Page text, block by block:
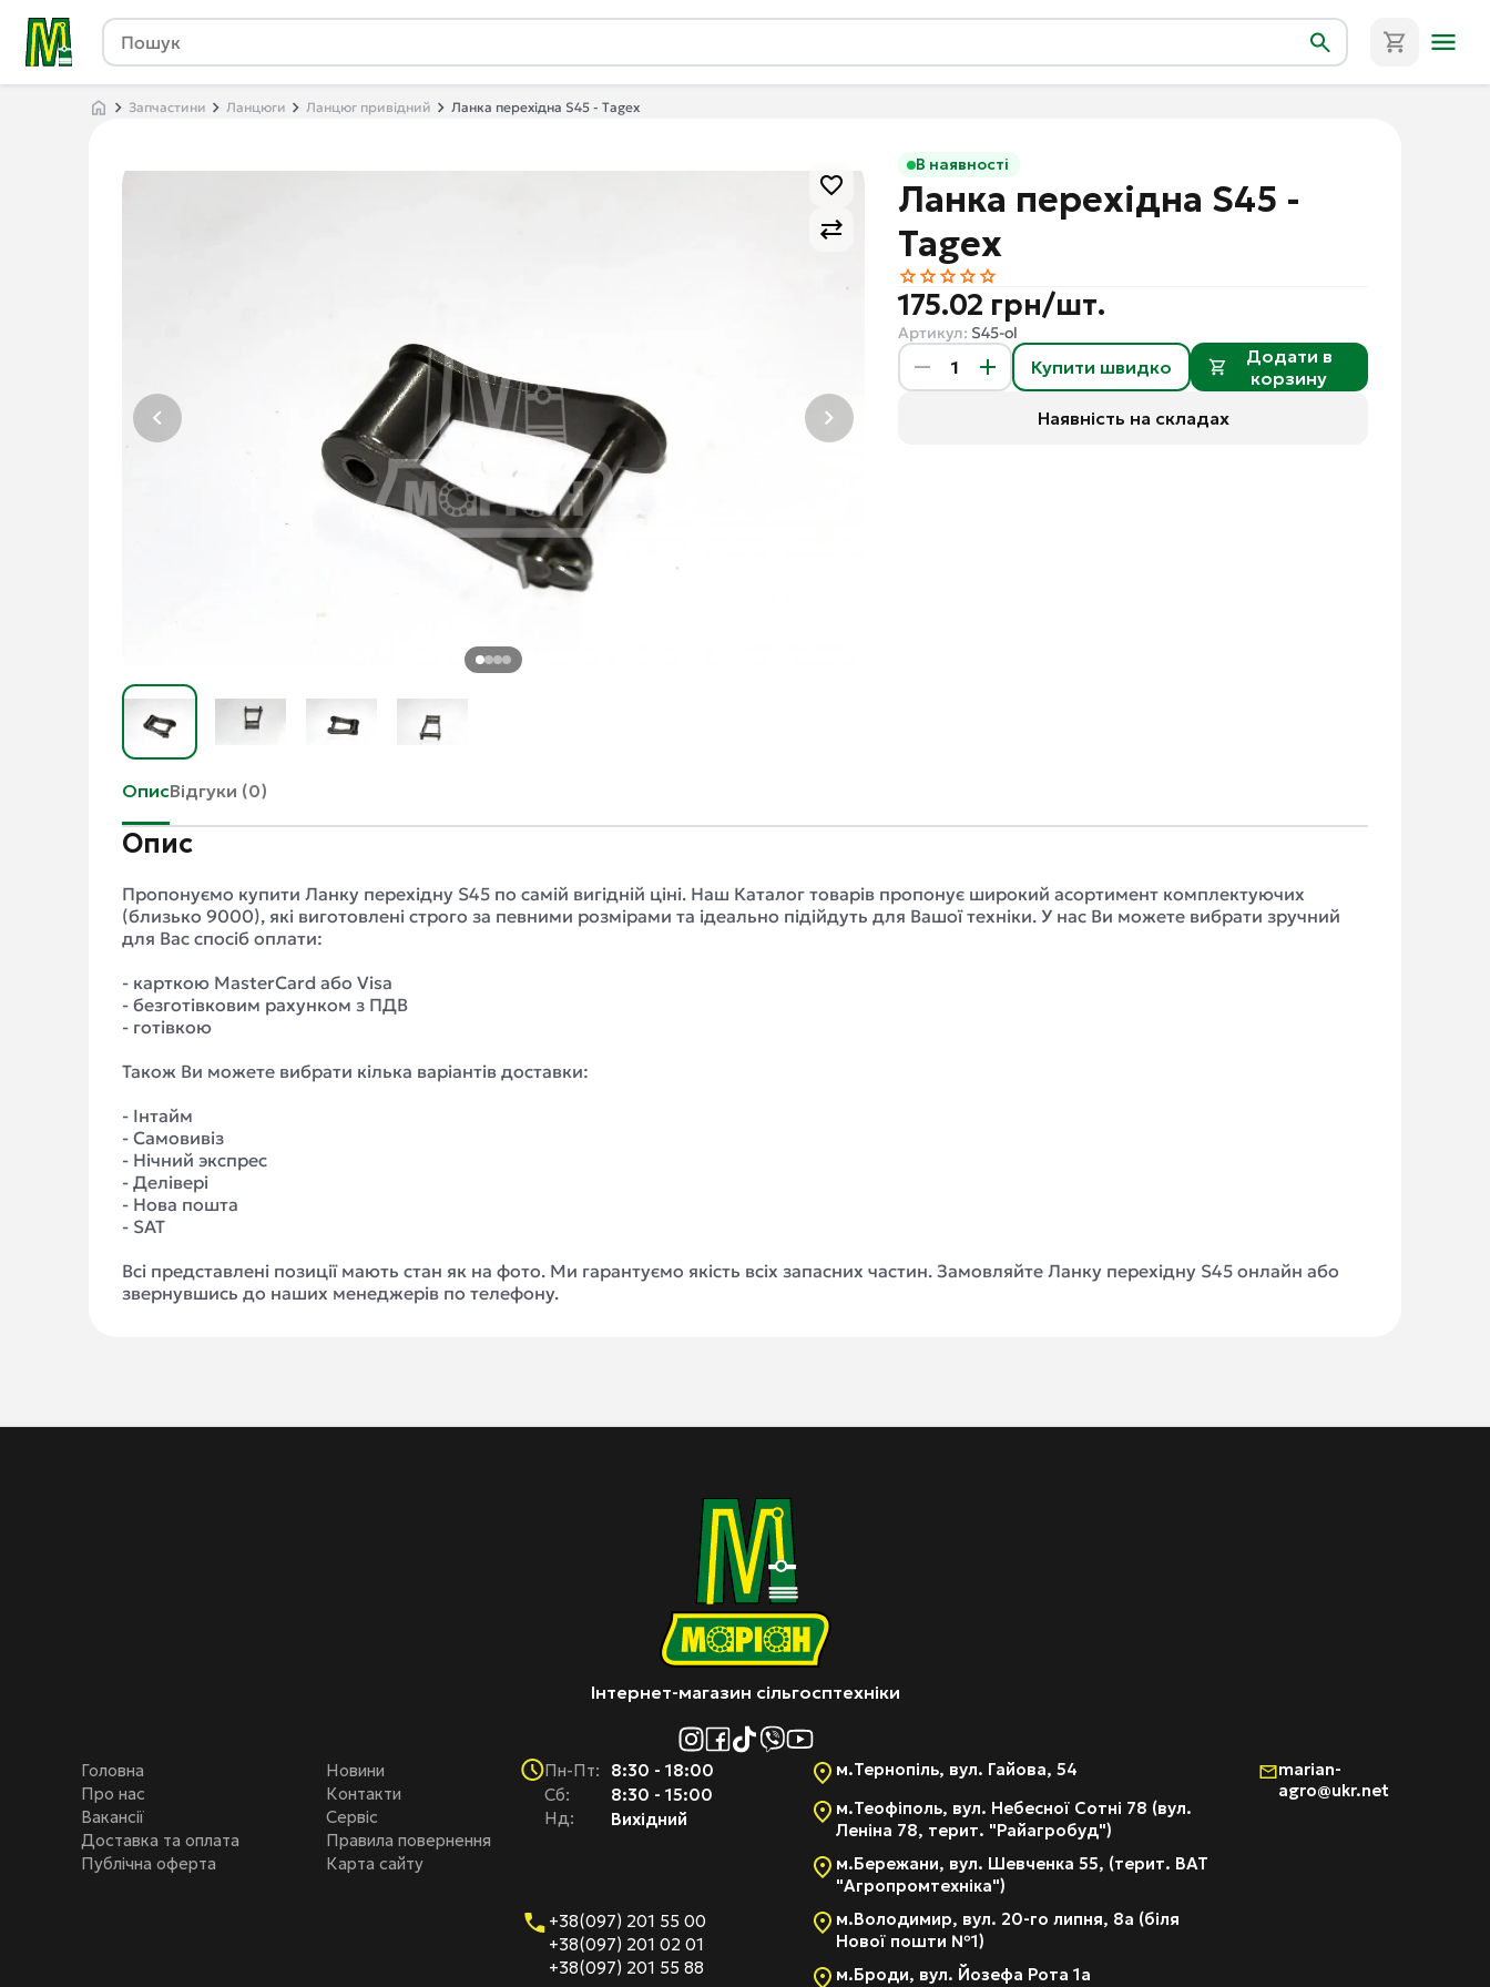
Запчастини Ланцюги Ланцюг привідний Ланка перехідна S45 - Tagex
В наявності
Ланка перехідна S45 -
Tagex
175.02 грн/шт.
Артикул: S45-ol
Купити швидко
Додати в
корзину
Наявність на складах
ОписВідгуки (0)
Опис
Пропонуємо купити Ланку перехідну S45 по самій вигідній ціні. Наш Каталог товарів пропонує широкий асортимент комплектуючих
(близько 9000), які виготовлені строго за певними розмірами та ідеально підійдуть для Вашої техніки. У нас Ви можете вибрати зручний
для Вас спосіб оплати:
- карткою MasterCard або Visa
- безготівковим рахунком з ПДВ
- готівкою
Також Ви можете вибрати кілька варіантів доставки:
- Інтайм
- Самовивіз
- Нічний экспрес
- Делівері
- Нова пошта
- SAT
Всі представлені позиції мають стан як на фото. Ми гарантуємо якість всіх запасних частин. Замовляйте Ланку перехідну S45 онлайн або
звернувшись до наших менеджерів по телефону.
Інтернет-магазин сільгосптехніки
Головна
Про нас
Вакансії
Доставка та оплата
Публічна оферта
Новини
Контакти
Сервіс
Правила повернення
Карта сайту
Пн-Пт:
Cб:
Нд:
8:30 - 18:00
8:30 - 15:00
Вихідний
+38(097) 201 55 00
+38(097) 201 02 01
+38(097) 201 55 88
м.Тернопіль, вул. Гайова, 54
м.Теофіполь, вул. Небесної Сотні 78 (вул.
Леніна 78, терит. "Райагробуд")
м.Бережани, вул. Шевченка 55, (терит. ВАТ
"Агропромтехніка")
м.Володимир, вул. 20-го липня, 8а (біля
Нової пошти №1)
м.Броди, вул. Йозефа Рота 1а
marian-
agro@ukr.net